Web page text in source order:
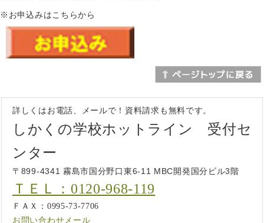
※お申込みはこちらから
詳しくはお電話、メールで！資料請求も無料です。
しかくの学校ホットライン 受付セ
ンター
〒899-4341 霧島市国分野口東6-11 MBC開発国分ビル3階
ＴＥＬ：0120-968-119
ＦＡＸ：0995-73-7706
お問い合わせメール